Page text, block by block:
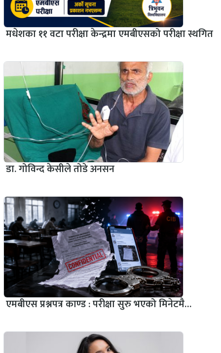
मधेशका ११ वटा परीक्षा केन्द्रमा एमबीएसको परीक्षा स्थगित
डा. गोविन्द केसीले तोडे अनसन
एमबीएस प्रश्नपत्र काण्ड : परीक्षा सुरु भएको मिनेटमै…